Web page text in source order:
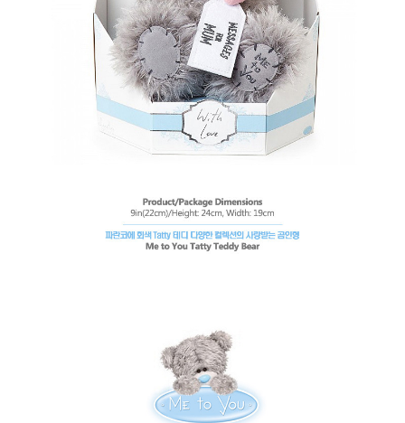
페이코 라이
구매